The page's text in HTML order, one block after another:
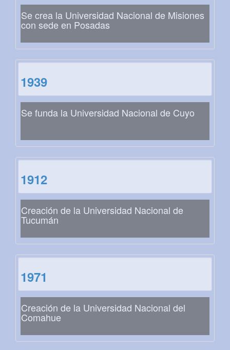
Se crea la Universidad Nacional de Misiones
con sede en Posadas
1939
Se funda la Universidad Nacional de Cuyo
1912
Creación de la Universidad Nacional de
Tucumán
1971
Creación de la Universidad Nacional del
Comahue